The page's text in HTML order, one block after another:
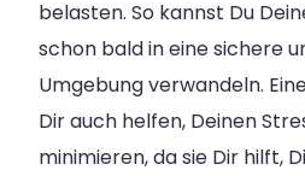
belasten. So kannst Du
schon bald in eine sichere
Umgebung verwandeln.
Dir auch helfen, Deinen
minimieren, da sie Dir hilft,